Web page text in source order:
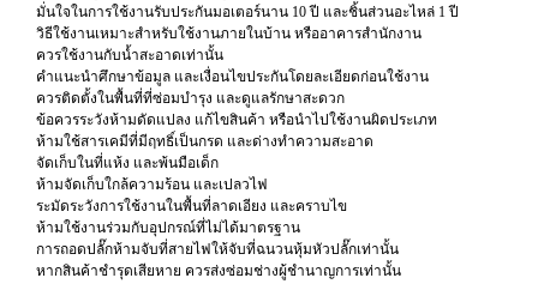
มั่นใจในการใช้งานรับประกันมอเตอร์นาน 10 ปี และชิ้นส่วนอะไหล่ 1 ปี
วิธีใช้งานเหมาะสำหรับใช้งานภายในบ้าน หรืออาคารสำนักงาน
ควรใช้งานกับน้ำสะอาดเท่านั้น
คำแนะนำศึกษาข้อมูล และเงื่อนไขประกันโดยละเอียดก่อนใช้งาน
ควรติดตั้งในพื้นที่ที่ซ่อมบำรุง และดูแลรักษาสะดวก
ข้อควรระวังห้ามดัดแปลง แก้ไขสินค้า หรือนำไปใช้งานผิดประเภท
ห้ามใช้สารเคมีที่มีฤทธิ์เป็นกรด และด่างทำความสะอาด
จัดเก็บในที่แห้ง และพ้นมือเด็ก
ห้ามจัดเก็บใกล้ความร้อน และเปลวไฟ
ระมัดระวังการใช้งานในพื้นที่ลาดเอียง และคราบไข
ห้ามใช้งานร่วมกับอุปกรณ์ที่ไม่ได้มาตรฐาน
การถอดปลั๊กห้ามจับที่สายไฟให้จับที่ฉนวนหุ้มหัวปลั๊กเท่านั้น
หากสินค้าชำรุดเสียหาย ควรส่งซ่อมช่างผู้ชำนาญการเท่านั้น